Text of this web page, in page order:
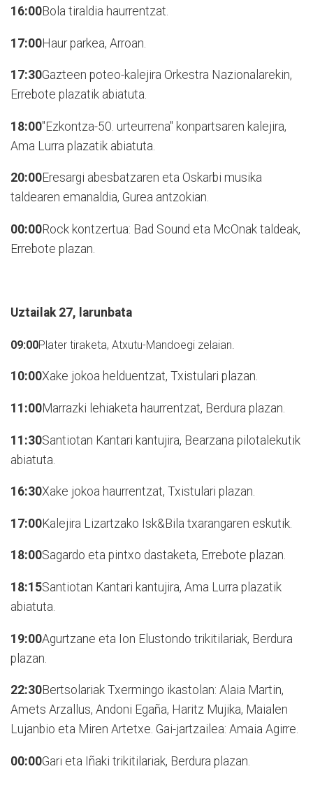
16:00Bola tiraldia haurrentzat.
17:00Haur parkea, Arroan.
17:30Gazteen poteo-kalejira Orkestra Nazionalarekin,
Errebote plazatik abiatuta.
18:00"Ezkontza-50. urteurrena" konpartsaren kalejira,
Ama Lurra plazatik abiatuta.
20:00Eresargi abesbatzaren eta Oskarbi musika
taldearen emanaldia, Gurea antzokian.
00:00Rock kontzertua: Bad Sound eta McOnak taldeak,
Errebote plazan.
Uztailak 27, larunbata
09:00Plater tiraketa, Atxutu-Mandoegi zelaian.
10:00Xake jokoa helduentzat, Txistulari plazan.
11:00Marrazki lehiaketa haurrentzat, Berdura plazan.
11:30Santiotan Kantari kantujira, Bearzana pilotalekutik
abiatuta.
16:30Xake jokoa haurrentzat, Txistulari plazan.
17:00Kalejira Lizartzako Isk&Bila txarangaren eskutik.
18:00Sagardo eta pintxo dastaketa, Errebote plazan.
18:15Santiotan Kantari kantujira, Ama Lurra plazatik
abiatuta.
19:00Agurtzane eta Ion Elustondo trikitilariak, Berdura
plazan.
22:30Bertsolariak Txermingo ikastolan: Alaia Martin,
Amets Arzallus, Andoni Egaña, Haritz Mujika, Maialen
Lujanbio eta Miren Artetxe. Gai-jartzailea: Amaia Agirre.
00:00Gari eta Iñaki trikitilariak, Berdura plazan.